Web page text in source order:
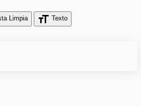
Limpia format_size Texto